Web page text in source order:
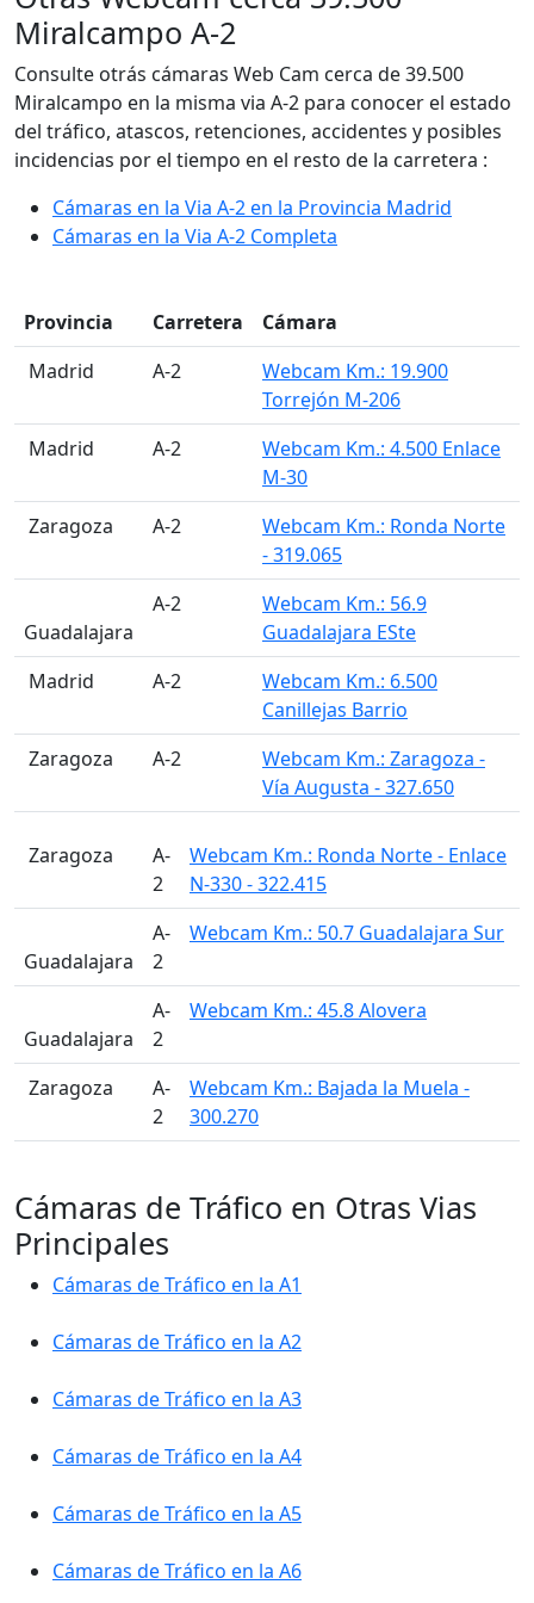
Miralcampo A-2
Consulte otrás cámaras Web Cam cerca de 39.500
Miralcampo en la misma via A-2 para conocer el estado
del tráfico, atascos, retenciones, accidentes y posibles
incidencias por el tiempo en el resto de la carretera :
Cámaras en la Via A-2 en la Provincia Madrid
Cámaras en la Via A-2 Completa
Provincia Carretera
Cámara
󠁭󠁶󠁳󠁣󠁿 Madrid
A-2
Webcam Km.: 19.900
Torrejón M-206
󠁭󠁶󠁳󠁣󠁿 Madrid
A-2
Webcam Km.: 4.500 Enlace
M-30
󠁭󠁶󠁳󠁣󠁿 Zaragoza
A-2
Webcam Km.: Ronda Norte
- 319.065
Guadalajara
A-2
Webcam Km.: 56.9
Guadalajara ESte
󠁭󠁶󠁳󠁣󠁿 Madrid
A-2
Webcam Km.: 6.500
Canillejas Barrio
󠁭󠁶󠁳󠁣󠁿 Zaragoza
A-2
Webcam Km.: Zaragoza -
Vía Augusta - 327.650
󠁭󠁶󠁳󠁣󠁿 Zaragoza
A-
2
Webcam Km.: Ronda Norte - Enlace
N-330 - 322.415
Guadalajara
A-
2
Webcam Km.: 50.7 Guadalajara Sur
Guadalajara
A-
2
Webcam Km.: 45.8 Alovera
󠁭󠁶󠁳󠁣󠁿 Zaragoza
A-
2
Webcam Km.: Bajada la Muela -
300.270
Cámaras de Tráfico en Otras Vias
Principales
Cámaras de Tráfico en la A1
Cámaras de Tráfico en la A2
Cámaras de Tráfico en la A3
Cámaras de Tráfico en la A4
Cámaras de Tráfico en la A5
Cámaras de Tráfico en la A6